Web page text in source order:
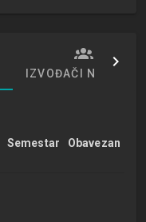
IZVOĐAČI NASTAVE
Semestar Obavezan